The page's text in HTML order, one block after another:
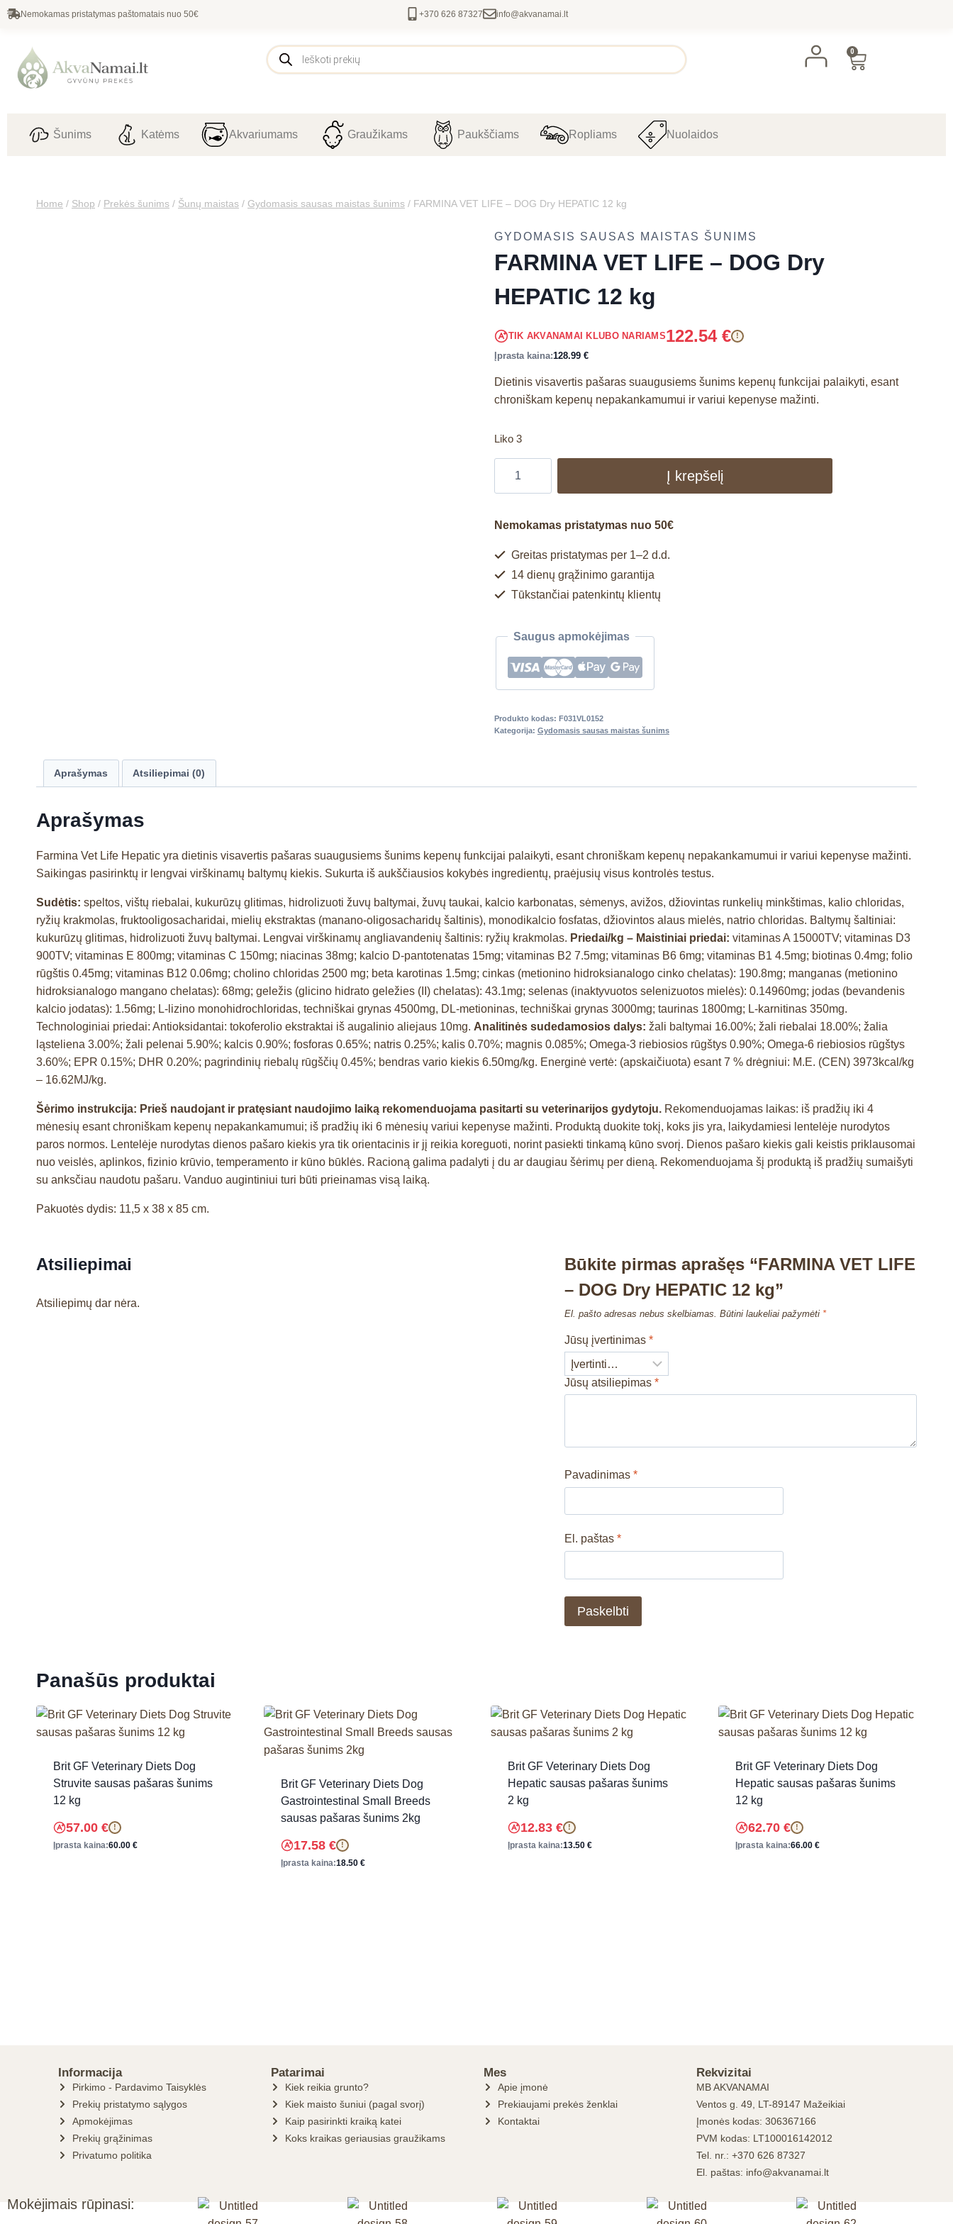
Nemokamas pristatymas paštomatais nuo 50€ +370 626 87327 info@akvanamai.lt
0
Šunims Katėms Akvariumams Graužikams Paukščiams Ropliams Nuolaidos
Home / Shop / Prekės šunims / Šunų maistas / Gydomasis sausas maistas šunims / FARMINA VET LIFE – DOG Dry HEPATIC 12 kg
GYDOMASIS SAUSAS MAISTAS ŠUNIMS
FARMINA VET LIFE – DOG Dry
HEPATIC 12 kg
TIK AKVANAMAI KLUBO NARIAMS122.54 € !
Įprasta kaina:128.99 €
Dietinis visavertis pašaras suaugusiems šunims kepenų funkcijai palaikyti, esant
chroniškam kepenų nepakankamumui ir variui kepenyse mažinti.
Liko 3
Į krepšelį
Nemokamas pristatymas nuo 50€
Greitas pristatymas per 1–2 d.d.
14 dienų grąžinimo garantija
Tūkstančiai patenkintų klientų
Saugus apmokėjimas
Produkto kodas: F031VL0152
Kategorija: Gydomasis sausas maistas šunims
Aprašymas Atsiliepimai (0)
Aprašymas
Farmina Vet Life Hepatic yra dietinis visavertis pašaras suaugusiems šunims kepenų funkcijai palaikyti, esant chroniškam kepenų nepakankamumui ir variui kepenyse mažinti.
Saikingas pasirinktų ir lengvai virškinamų baltymų kiekis. Sukurta iš aukščiausios kokybės ingredientų, praėjusių visus kontrolės testus.
Sudėtis: speltos, vištų riebalai, kukurūzų glitimas, hidrolizuoti žuvų baltymai, žuvų taukai, kalcio karbonatas, sėmenys, avižos, džiovintas runkelių minkštimas, kalio chloridas,
ryžių krakmolas, fruktooligosacharidai, mielių ekstraktas (manano-oligosacharidų šaltinis), monodikalcio fosfatas, džiovintos alaus mielės, natrio chloridas. Baltymų šaltiniai:
kukurūzų glitimas, hidrolizuoti žuvų baltymai. Lengvai virškinamų angliavandenių šaltinis: ryžių krakmolas. Priedai/kg – Maistiniai priedai: vitaminas A 15000TV; vitaminas D3
900TV; vitaminas E 800mg; vitaminas C 150mg; niacinas 38mg; kalcio D-pantotenatas 15mg; vitaminas B2 7.5mg; vitaminas B6 6mg; vitaminas B1 4.5mg; biotinas 0.4mg; folio
rūgštis 0.45mg; vitaminas B12 0.06mg; cholino chloridas 2500 mg; beta karotinas 1.5mg; cinkas (metionino hidroksianalogo cinko chelatas): 190.8mg; manganas (metionino
hidroksianalogo mangano chelatas): 68mg; geležis (glicino hidrato geležies (II) chelatas): 43.1mg; selenas (inaktyvuotos selenizuotos mielės): 0.14960mg; jodas (bevandenis
kalcio jodatas): 1.56mg; L-lizino monohidrochloridas, techniškai grynas 4500mg, DL-metioninas, techniškai grynas 3000mg; taurinas 1800mg; L-karnitinas 350mg.
Technologiniai priedai: Antioksidantai: tokoferolio ekstraktai iš augalinio aliejaus 10mg. Analitinės sudedamosios dalys: žali baltymai 16.00%; žali riebalai 18.00%; žalia
ląsteliena 3.00%; žali pelenai 5.90%; kalcis 0.90%; fosforas 0.65%; natris 0.25%; kalis 0.70%; magnis 0.085%; Omega-3 riebiosios rūgštys 0.90%; Omega-6 riebiosios rūgštys
3.60%; EPR 0.15%; DHR 0.20%; pagrindinių riebalų rūgščių 0.45%; bendras vario kiekis 6.50mg/kg. Energinė vertė: (apskaičiuota) esant 7 % drėgniui: M.E. (CEN) 3973kcal/kg
– 16.62MJ/kg.
Šėrimo instrukcija: Prieš naudojant ir pratęsiant naudojimo laiką rekomenduojama pasitarti su veterinarijos gydytoju. Rekomenduojamas laikas: iš pradžių iki 4
mėnesių esant chroniškam kepenų nepakankamumui; iš pradžių iki 6 mėnesių variui kepenyse mažinti. Produktą duokite tokį, koks jis yra, laikydamiesi lentelėje nurodytos
paros normos. Lentelėje nurodytas dienos pašaro kiekis yra tik orientacinis ir jį reikia koreguoti, norint pasiekti tinkamą kūno svorį. Dienos pašaro kiekis gali keistis priklausomai
nuo veislės, aplinkos, fizinio krūvio, temperamento ir kūno būklės. Racioną galima padalyti į du ar daugiau šėrimų per dieną. Rekomenduojama šį produktą iš pradžių sumaišyti
su anksčiau naudotu pašaru. Vanduo augintiniui turi būti prieinamas visą laiką.
Pakuotės dydis: 11,5 x 38 x 85 cm.
Atsiliepimai
Atsiliepimų dar nėra.
Būkite pirmas aprašęs “FARMINA VET LIFE
– DOG Dry HEPATIC 12 kg”
El. pašto adresas nebus skelbiamas. Būtini laukeliai pažymėti *
Jūsų įvertinimas*
Jūsų atsiliepimas*
Pavadinimas*
El. paštas*
Panašūs produktai
Brit GF Veterinary Diets Dog
Struvite sausas pašaras šunims
12 kg
57.00 € !
Įprasta kaina:60.00 €
Brit GF Veterinary Diets Dog
Gastrointestinal Small Breeds
sausas pašaras šunims 2kg
17.58 € !
Įprasta kaina:18.50 €
Brit GF Veterinary Diets Dog
Hepatic sausas pašaras šunims
2 kg
12.83 € !
Įprasta kaina:13.50 €
Brit GF Veterinary Diets Dog
Hepatic sausas pašaras šunims
12 kg
62.70 € !
Įprasta kaina:66.00 €
Informacija
Pirkimo - Pardavimo Taisyklės
Prekių pristatymo sąlygos
Apmokėjimas
Prekių grąžinimas
Privatumo politika
Patarimai
Kiek reikia grunto?
Kiek maisto šuniui (pagal svorį)
Kaip pasirinkti kraiką katei
Koks kraikas geriausias graužikams
Mes
Apie įmonė
Prekiaujami prekės ženklai
Kontaktai
Rekvizitai
MB AKVANAMAI
Ventos g. 49, LT-89147 Mažeikiai
Įmonės kodas: 306367166
PVM kodas: LT100016142012
Tel. nr.: +370 626 87327
El. paštas: info@akvanamai.lt
Mokėjimais rūpinasi: